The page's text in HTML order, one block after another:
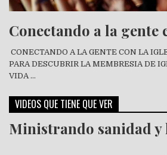
Conectando a la gente
CONECTANDO A LA GENTE CON LA
PARA DESCUBRIR LA MEMBRESIA DE
VIDA …
VIDEOS QUE TIENE QUE VER
Ministrando sanidad